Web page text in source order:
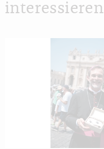
interessieren